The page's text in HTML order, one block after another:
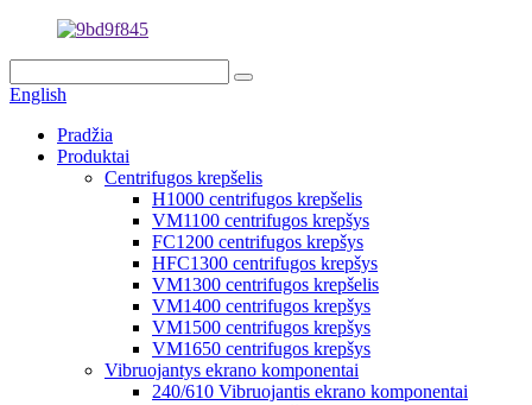
English
Pradžia
Produktai
Centrifugos krepšelis
H1000 centrifugos krepšelis
VM1100 centrifugos krepšys
FC1200 centrifugos krepšys
HFC1300 centrifugos krepšys
VM1300 centrifugos krepšelis
VM1400 centrifugos krepšys
VM1500 centrifugos krepšys
VM1650 centrifugos krepšys
Vibruojantys ekrano komponentai
240/610 Vibruojantis ekrano komponentai